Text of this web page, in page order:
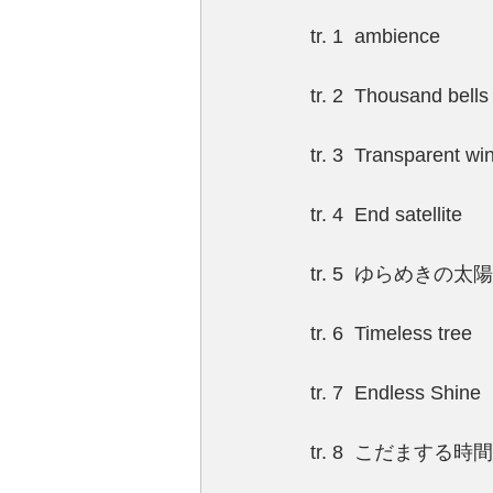
tr. 1	ambience
tr. 2	Thousand bells
tr. 3	Transparent
tr. 4	End satellite
tr. 5	ゆらめきの太陽
tr. 6	Timeless tree
tr. 7	Endless Shine
tr. 8	こだまする時間